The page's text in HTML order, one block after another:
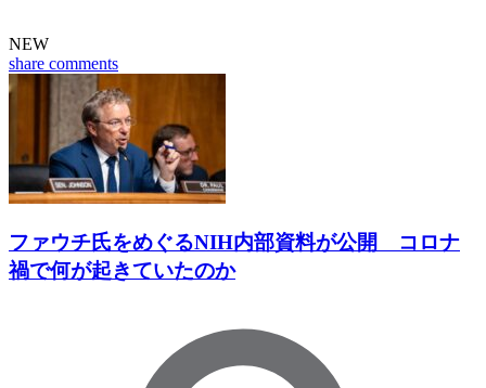
NEW
share comments
ファウチ氏をめぐるNIH内部資料が公開 コロナ
禍で何が起きていたのか